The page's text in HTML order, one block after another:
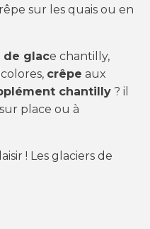
sur les quais ou en
de glace chantilly,
crêpe aux
chantilly ? il
place ou à
! Les glaciers de